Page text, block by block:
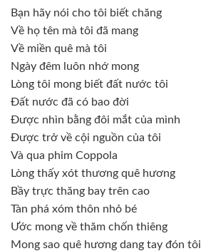
Bạn hãy nói cho tôi biết chăng
Về họ tên mà tôi đã mang
Về miền quê mà tôi
Ngày đêm luôn nhớ mong
Lòng tôi mong biết đất nước tôi
Đất nước đã có bao đời
Được nhìn bằng đôi mắt của mình
Được trở về cội nguồn của tôi
Và qua phim Coppola
Lòng thấy xót thương quê hương
Bầy trực thăng bay trên cao
Tàn phá xóm thôn nhỏ bé
Ước mong về thăm chốn thiêng
Mong sao quê hương dang tay đón tôi